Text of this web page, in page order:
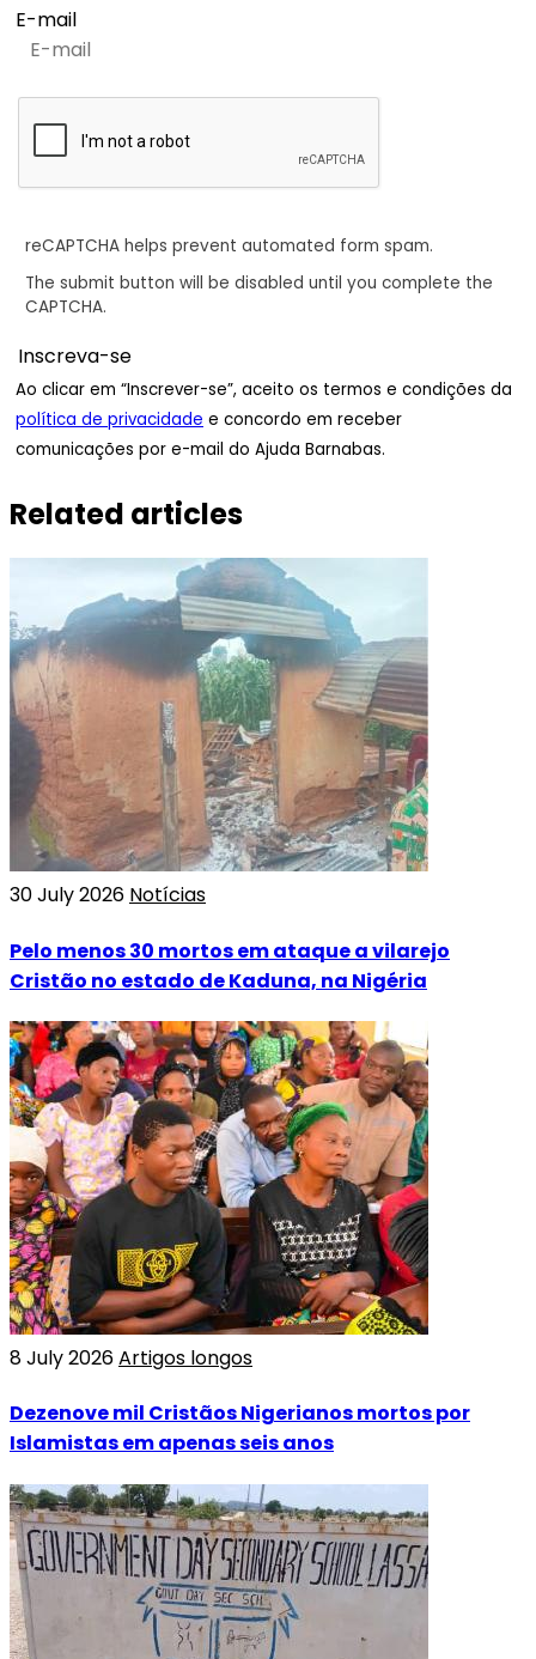
E-mail
reCAPTCHA helps prevent automated form spam.
The submit button will be disabled until you complete the
CAPTCHA.
Ao clicar em “Inscrever-se”, aceito os termos e condições da
política de privacidade e concordo em receber
comunicações por e-mail do Ajuda Barnabas.
Related articles
30 July 2026 Notícias
Pelo menos 30 mortos em ataque a vilarejo
Cristão no estado de Kaduna, na Nigéria
8 July 2026Artigos longos
Dezenove mil Cristãos Nigerianos mortos por
Islamistas em apenas seis anos